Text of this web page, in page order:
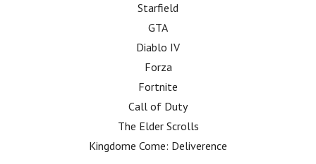
Starfield
GTA
Diablo IV
Forza
Fortnite
Call of Duty
The Elder Scrolls
Kingdome Come: Deliverence